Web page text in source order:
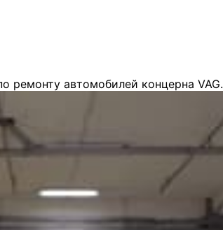
ремонту автомобилей концерна VAG.